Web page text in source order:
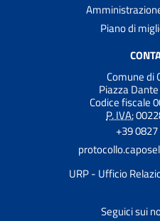
Piano di
Comune di
Piazza
Codice fiscale
P. IVA:
+39
URP - Ufficio
Seguici sui